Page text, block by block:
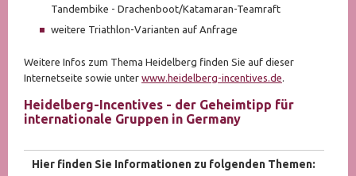
Tandembike - Drachenboot/Katamaran-Teamraft
weitere Triathlon-Varianten auf Anfrage
Weitere Infos zum Thema Heidelberg finden Sie auf dieser
Internetseite sowie unter www.heidelberg-incentives.de.
Heidelberg-Incentives - der Geheimtipp für
internationale Gruppen in Germany
Hier finden Sie Informationen zu folgenden Themen: